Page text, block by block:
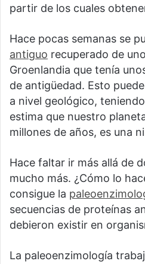
partir de los cuales
Hace pocas semanas se
antiguo recuperado de
Groenlandia que tenía
de antigüedad. Esto
a nivel geológico,
estima que nuestro
millones de años, es una
Hace faltar ir más allá de
mucho más. ¿Cómo lo
consigue la
secuencias de proteínas
debieron existir en
La paleoenzimología